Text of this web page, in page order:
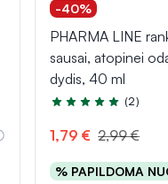
-40%
PHARMA LINE
sausai, atopinei
dydis, 40 ml
Įvertinimas 5.0 iš 5
(2)
1,79 € 2,99 €
% PAPILDOMA